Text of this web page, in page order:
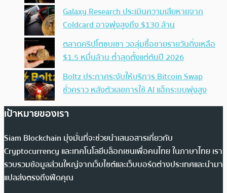
Galaxy Research ประเมินความเสียหายจาก
Coldcard อาจพุ่งสูงถึง $130 ล้าน
ตลาดคริปโตซบเซา วอลุ่มซื้อขายรายวันดิ่งเหลือ
$1.5 หมื่นล้าน ต่ำสุดตั้งแต่ต้นปี 2026
Boltz ประกาศระงับให้บริการ Bitcoin Swap
ชั่วคราว หลังตัวเลขการใช้ AI แฮ็กระบบพุ่งสูง
เป้าหมายของเรา
Siam Blockchain มุ่งมั่นที่จะช่วยนำเสนอสารเกี่ยวกับ
Cryptocurrency และเทคโนโลยีบล็อกเชนเพื่อคนไทย ในภาษาไทย เรา
รวบรวมข้อมูลส่วนใหญ่จากเว็บไซต์และเว็บบอร์ดต่างประเทศและนำมา
แปลส่งตรงถึงฟีดคุณ